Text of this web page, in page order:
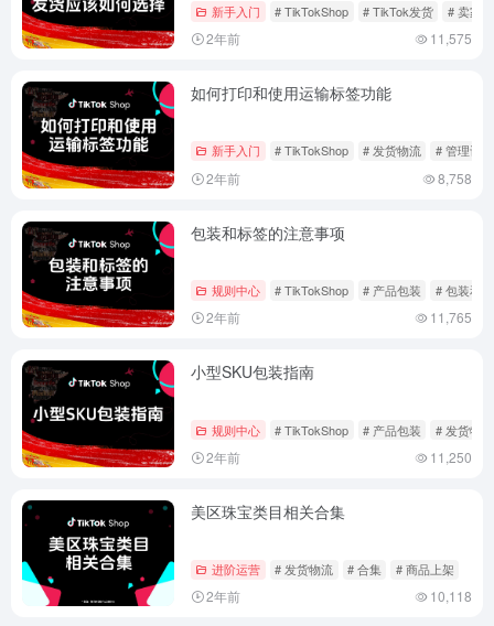
新手入门 # TikTokShop # TikTok发货 # 卖家
2年前 11,575
如何打印和使用运输标签功能
新手入门 # TikTokShop # 发货物流 # 管理订单
2年前 8,758
包装和标签的注意事项
规则中心 # TikTokShop # 产品包装 # 包装和
2年前 11,765
小型SKU包装指南
规则中心 # TikTokShop # 产品包装 # 发货物流
2年前 11,250
美区珠宝类目相关合集
进阶运营 # 发货物流 # 合集 # 商品上架
2年前 10,118